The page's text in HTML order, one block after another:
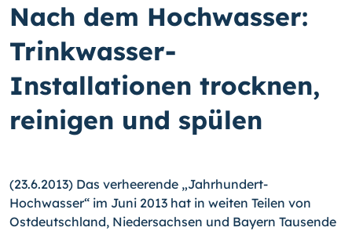
Nach dem Hochwasser:
Trinkwasser-
Installationen trocknen,
reinigen und spülen
(23.6.2013) Das verheerende „Jahrhundert-
Hochwasser“ im Juni 2013 hat in weiten Teilen von
Ostdeutschland, Nieder­sachsen und Bayern Tausende